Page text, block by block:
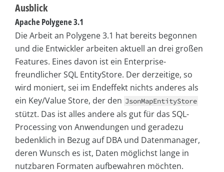
Ausblick
Apache Polygene 3.1
Die Arbeit an Polygene 3.1 hat bereits begonnen
und die Entwickler arbeiten aktuell an drei großen
Features. Eines davon ist ein Enterprise-
freundlicher SQL EntityStore. Der derzeitige, so
wird moniert, sei im Endeffekt nichts anderes als
ein Key/Value Store, der den JsonMapEntityStore
stützt. Das ist alles andere als gut für das SQL-
Processing von Anwendungen und geradezu
bedenklich in Bezug auf DBA und Datenmanager,
deren Wunsch es ist, Daten möglichst lange in
nutzbaren Formaten aufbewahren möchten.